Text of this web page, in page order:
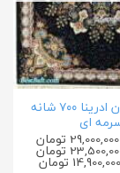
فرش کاشان ادرینا ۷۰۰ شانه
ای